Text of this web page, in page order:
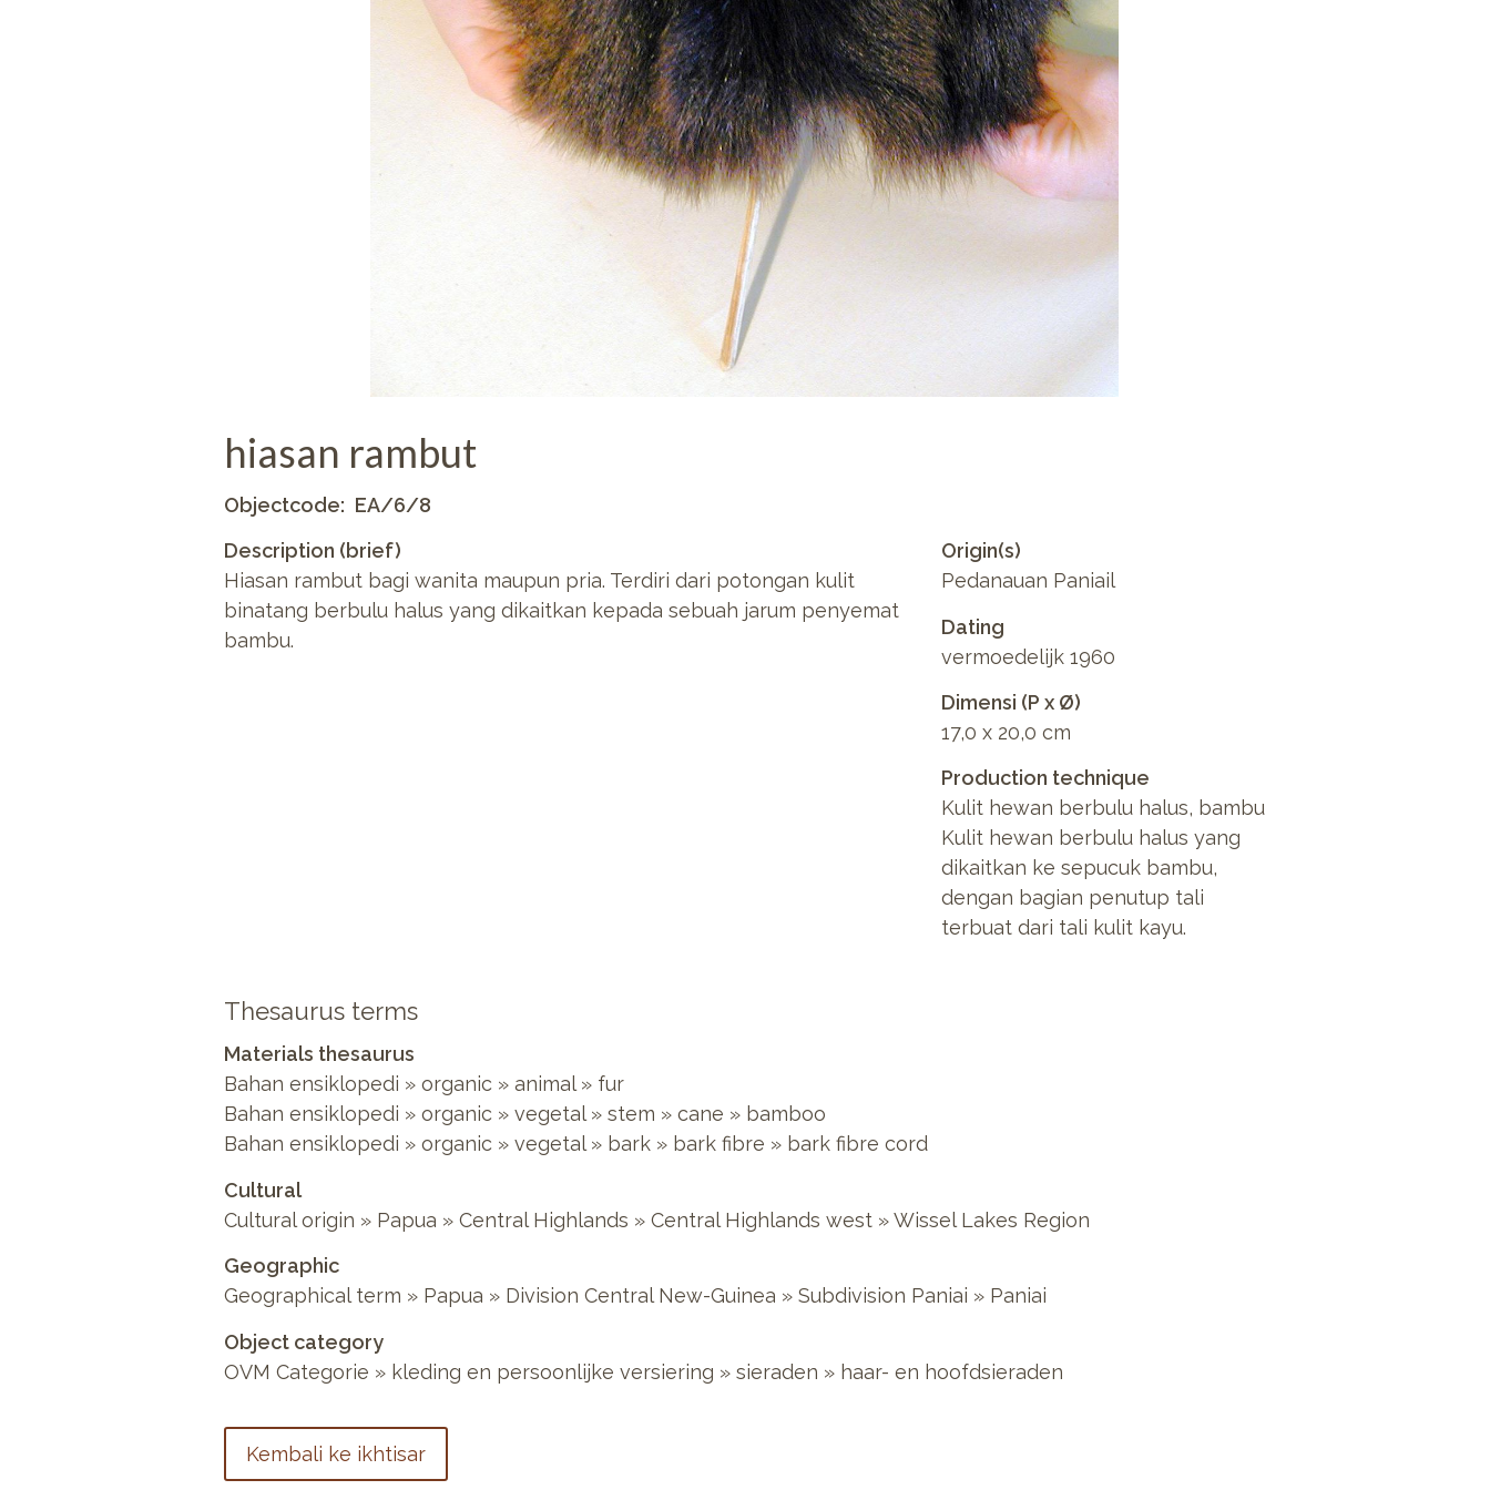
hiasan rambut
Objectcode
EA/6/8
Description (brief)
Hiasan rambut bagi wanita maupun pria. Terdiri dari potongan kulit
binatang berbulu halus yang dikaitkan kepada sebuah jarum penyemat
bambu.
Origin(s)
Pedanauan Paniail
Dating
vermoedelijk 1960
Dimensi (P x Ø)
17,0 x 20,0 cm
Production technique
Kulit hewan berbulu halus, bambu
Kulit hewan berbulu halus yang
dikaitkan ke sepucuk bambu,
dengan bagian penutup tali
terbuat dari tali kulit kayu.
Thesaurus terms
Materials thesaurus
Bahan ensiklopedi » organic » animal» fur
Bahan ensiklopedi » organic » vegetal» stem » cane » bamboo
Bahan ensiklopedi » organic » vegetal» bark » bark fibre » bark fibre cord
Cultural
Cultural origin » Papua » Central Highlands » Central Highlands west »Wissel Lakes Region
Geographic
Geographical term » Papua » Division Central New-Guinea » Subdivision Paniai » Paniai
Object category
OVM Categorie » kleding en persoonlijke versiering » sieraden » haar- en hoofdsieraden
Kembali ke ikhtisar